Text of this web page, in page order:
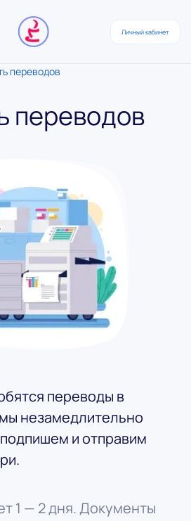
Личный кабинет
переводов
переводов
переводы в
незамедлительно
и отправим
1 — 2 дня. Документы